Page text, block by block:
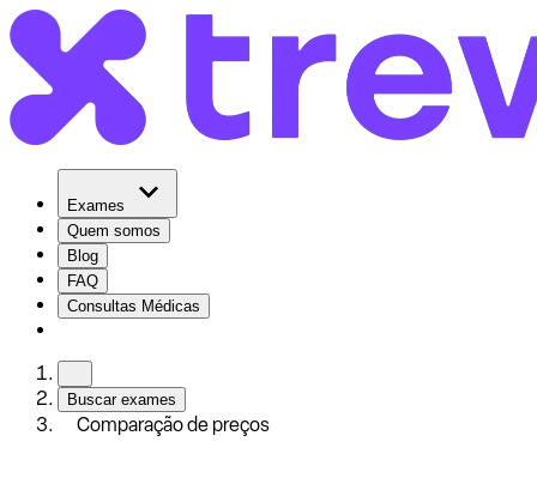
Exames
Quem somos
Blog
FAQ
Consultas Médicas
Buscar exames
Comparação de preços